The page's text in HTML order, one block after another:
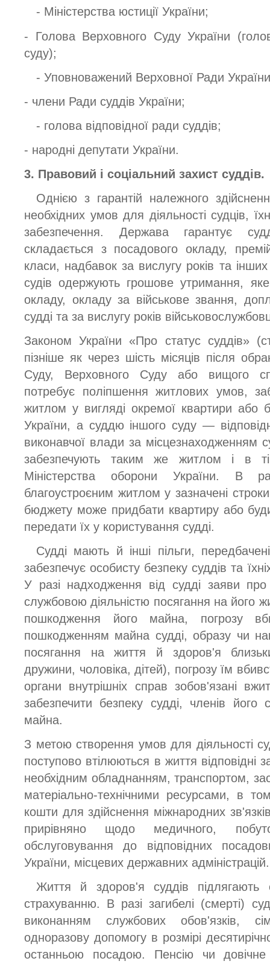
- Міністерства юстиції України;
- Голова Верховного Суду України
суду);
- Уповноважений Верховної Ради
- члени Ради суддів України;
- голова відповідної ради суддів;
- народні депутати України.
3. Правовий і соціальний захист суддів.
Однією з гарантій належного
необхідних умов для діяльності судців,
забезпечення. Держава гарантує
складається з посадового окладу,
класи, надбавок за вислугу років та
судів одержують грошове утримання,
окладу, окладу за військове звання,
судді та за вислугу років
Законом України «Про статус суддів»
пізніше як через шість місяців після
Суду, Верховного Суду або вищого
потребує поліпшення житлових умов,
житлом у вигляді окремої квартири або
України, а суддю іншого суду —
виконавчої влади за місцезнаходженням
забезпечують таким же житлом і в
Міністерства оборони України. В
благоустроєним житлом у зазначені
бюджету може придбати квартиру або
передати їх у користування судді.
Судді мають й інші пільги,
забезпечує особисту безпеку суддів та
У разі надходження від судді заяви
службовою діяльністю посягання на його
пошкодження його майна, погрозу
пошкодженням майна судді, образу чи
посягання на життя й здоров'я
дружини, чоловіка, дітей), погрозу їм
органи внутрішніх справ зобов'язані
забезпечити безпеку судді, членів його
майна.
З метою створення умов для діяльності
поступово втілюються в життя відповідні
необхідним обладнанням, транспортом,
матеріально-технічними ресурсами, в
кошти для здійснення міжнародних
прирівняно щодо медичного,
обслуговування до відповідних
України, місцевих державних адміністрацій.
Життя й здоров'я суддів підлягають
страхуванню. В разі загибелі (смерті)
виконанням службових обов'язків,
одноразову допомогу в розмірі
останньою посадою. Пенсію чи